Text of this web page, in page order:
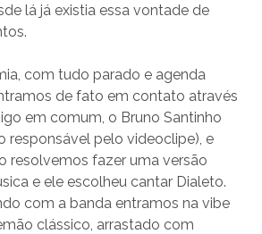
lá já existia essa vontade de
com tudo parado e agenda
de fato em contato através
em comum, o Bruno Santinho
responsável pelo videoclipe), e
resolvemos fazer uma versão
e ele escolheu cantar Dialeto.
com a banda entramos na vibe
clássico, arrastado com